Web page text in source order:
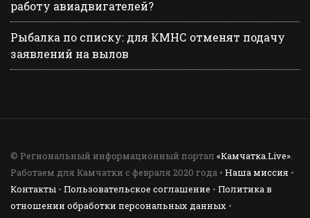
работу авиадвигателей?
Рыбалка по списку: для КМНС отменят подачу
заявлений на вылов
© Региональный информационный портал «Камчатка.Live»
Работаем для Камчатки с февраля 2020 года • Наша миссия •
Контакты • Пользовательское соглашение • Политика в
отношении обработки персональных данных •